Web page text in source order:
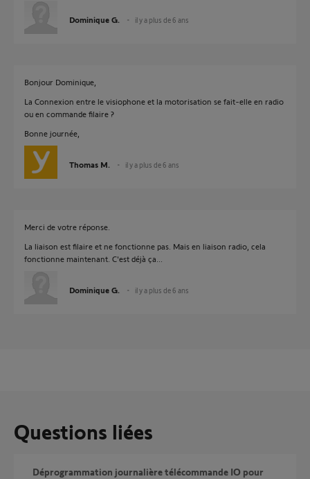
Dominique G. il y a plus de 6 ans
Bonjour Dominique,
La Connexion entre le visiophone et la motorisation se fait-elle en radio
ou en commande filaire ?
Bonne journée,
Thomas M. il y a plus de 6 ans
Merci de votre réponse.
La liaison est filaire et ne fonctionne pas. Mais en liaison radio, cela
fonctionne maintenant. C'est déjà ça...
Dominique G. il y a plus de 6 ans
Questions liées
Déprogrammation journalière télécommande IO pour